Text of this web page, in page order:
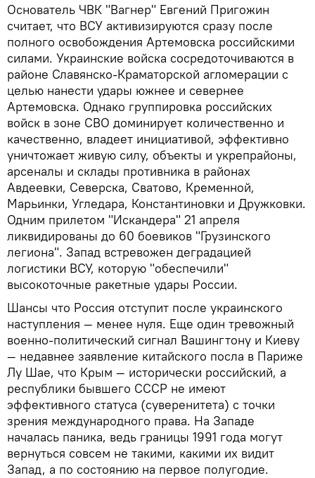
Основатель ЧВК "Вагнер" Евгений Пригожин
считает, что ВСУ активизируются сразу после
полного освобождения Артемовска российскими
силами. Украинские войска сосредоточиваются в
районе Славянско-Краматорской агломерации с
целью нанести удары южнее и севернее
Артемовска. Однако группировка российских
войск в зоне СВО доминирует количественно и
качественно, владеет инициативой, эффективно
уничтожает живую силу, объекты и укрепрайоны,
арсеналы и склады противника в районах
Авдеевки, Северска, Сватово, Кременной,
Марьинки, Угледара, Константиновки и Дружковки.
Одним прилетом "Искандера" 21 апреля
ликвидированы до 60 боевиков "Грузинского
легиона". Запад встревожен деградацией
логистики ВСУ, которую "обеспечили"
высокоточные ракетные удары России.
Шансы что Россия отступит после украинского
наступления — менее нуля. Еще один тревожный
военно-политический сигнал Вашингтону и Киеву
— недавнее заявление китайского посла в Париже
Лу Шае, что Крым — исторически российский, а
республики бывшего СССР не имеют
эффективного статуса (суверенитета) с точки
зрения международного права. На Западе
началась паника, ведь границы 1991 года могут
вернуться совсем не такими, какими их видит
Запад, а по состоянию на первое полугодие.